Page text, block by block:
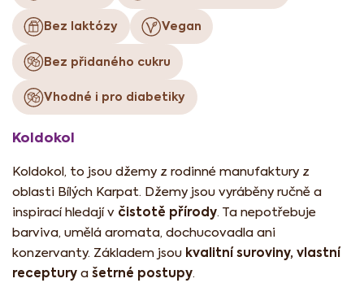
Bez laktózy Vegan
Bez přidaného cukru
Vhodné i pro diabetiky
Koldokol
Koldokol, to jsou džemy z rodinné manufaktury z
oblasti Bílých Karpat. Džemy jsou vyráběny ručně a
inspirací hledají v čistotě přírody. Ta nepotřebuje
barviva, umělá aromata, dochucovadla ani
konzervanty. Základem jsou kvalitní suroviny, vlastní
receptury a šetrné postupy.